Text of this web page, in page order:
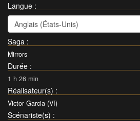
Langue :
Anglais (États-Unis)
Saga :
Mirrors
Durée :
1 h 26 min
Réalisateur(s) :
Victor Garcia (VI)
Scénariste(s) :